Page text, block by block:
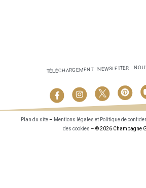
TÉLÉCHARGEMENT NEWSLETTER
Plan du site– Mentions légales et Politique de
des cookies – © 2026 Champagne